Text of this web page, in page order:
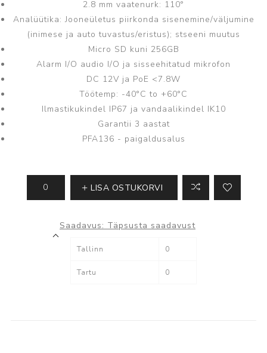
2.8 mm vaatenurk: 110°
Analüütika: Jooneületus piirkonda sisenemine/väljumine
(inimese ja auto tuvastus/eristus); stseeni muutus
Micro SD kuni 256GB
Alarm I/O audio I/O ja sisseehitatud mikrofon
DC 12V ja PoE <7.8W
Töötemp: -40°C to +60°C
Ilmastikukindel IP67 ja vandaalikindel IK10
Garantii 3 aastat
PFA136 - paigaldusalus
LISA OSTUKORVI
Saadavus: Täpsusta saadavust
Tallinn 0
Tartu 0